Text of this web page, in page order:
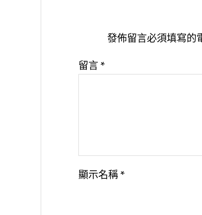
發佈留言必須填寫的
留言 *
顯示名稱 *